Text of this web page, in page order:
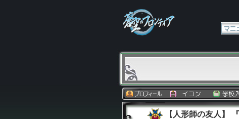
【人形師の友人】